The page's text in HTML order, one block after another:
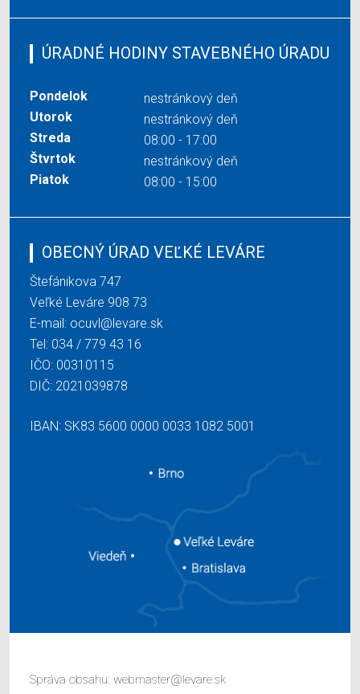
ÚRADNÉ HODINY STAVEBNÉHO ÚRADU
Pondelok
nestránkový deň
Utorok
nestránkový deň
Streda
08:00 - 17:00
Štvrtok
nestránkový deň
Piatok
08:00 - 15:00
OBECNÝ ÚRAD VEĽKÉ LEVÁRE
Štefánikova 747
Veľké Leváre 908 73
E-mail: ocuvl@levare.sk
Tel: 034 / 779 43 16
IČO: 00310115
DIČ: 2021039878
IBAN: SK83 5600 0000 0033 1082 5001
Správa obsahu: webmaster@levare.sk